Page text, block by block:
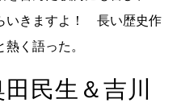
いきますよ！ 長い歴史作
く語った。
民生＆吉川